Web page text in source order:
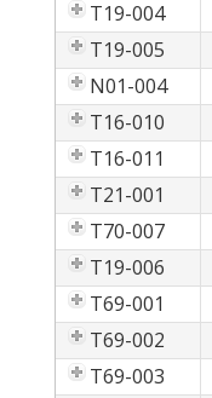
T19-004
T19-005
N01-004
T16-010
T16-011
T21-001
T70-007
T19-006
T69-001
T69-002
T69-003